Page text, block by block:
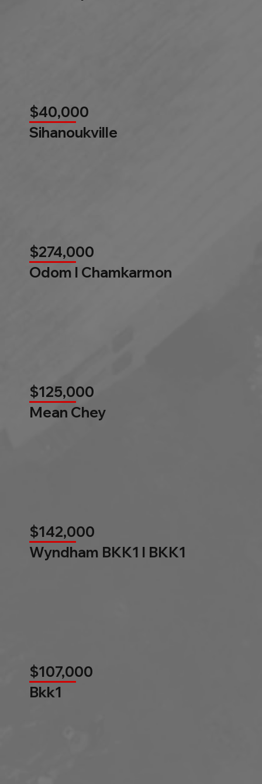
$40,000
Sihanoukville
$274,000
Odom l Chamkarmon
$125,000
Mean Chey
$142,000
Wyndham BKK1 l BKK1
$107,000
Bkk1